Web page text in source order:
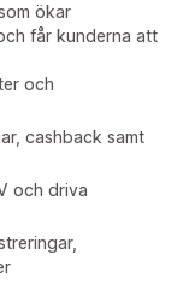
ökar
får kunderna att
och
cashback samt
och driva